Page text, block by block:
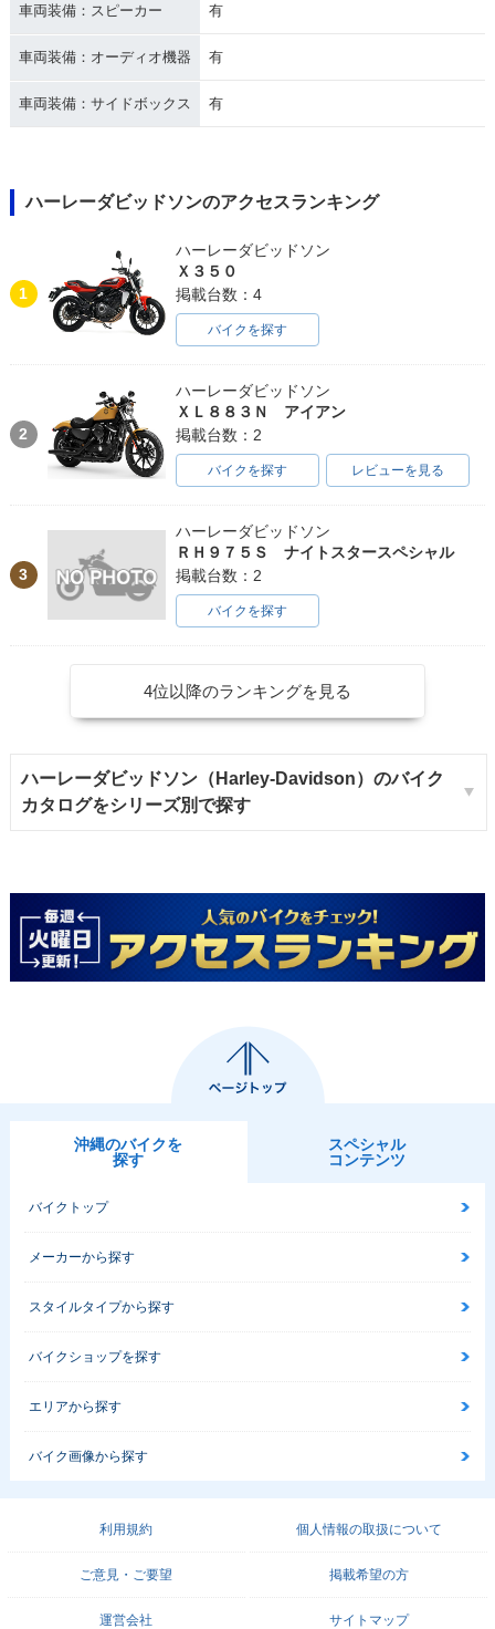
車両装備：スピーカー 有
車両装備：オーディオ機器 有
車両装備：サイドボックス 有
ハーレーダビッドソンのアクセスランキング
1
ハーレーダビッドソン
Ｘ３５０
掲載台数：4
バイクを探す
2
ハーレーダビッドソン
ＸＬ８８３Ｎ アイアン
掲載台数：2
バイクを探す レビューを見る
3
ハーレーダビッドソン
ＲＨ９７５Ｓ ナイトスタースペシャル
掲載台数：2
バイクを探す
4位以降のランキングを見る
ハーレーダビッドソン（Harley-Davidson）のバイク
カタログをシリーズ別で探す
沖縄のバイクを
探す
スペシャル
コンテンツ
バイクトップ
メーカーから探す
スタイルタイプから探す
バイクショップを探す
エリアから探す
バイク画像から探す
利用規約 個人情報の取扱について
ご意見・ご要望 掲載希望の方
運営会社 サイトマップ